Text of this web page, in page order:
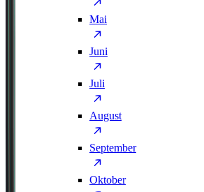
Mai
Juni
Juli
August
September
Oktober